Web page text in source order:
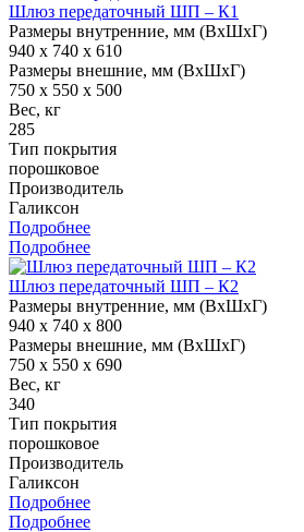
Шлюз передаточный ШП – К1
Размеры внутренние, мм (ВхШхГ)
940 x 740 x 610
Размеры внешние, мм (ВхШхГ)
750 x 550 x 500
Вес, кг
285
Тип покрытия
порошковое
Производитель
Галиксон
Подробнее
Подробнее
Шлюз передаточный ШП – К2
Размеры внутренние, мм (ВхШхГ)
940 x 740 x 800
Размеры внешние, мм (ВхШхГ)
750 x 550 x 690
Вес, кг
340
Тип покрытия
порошковое
Производитель
Галиксон
Подробнее
Подробнее